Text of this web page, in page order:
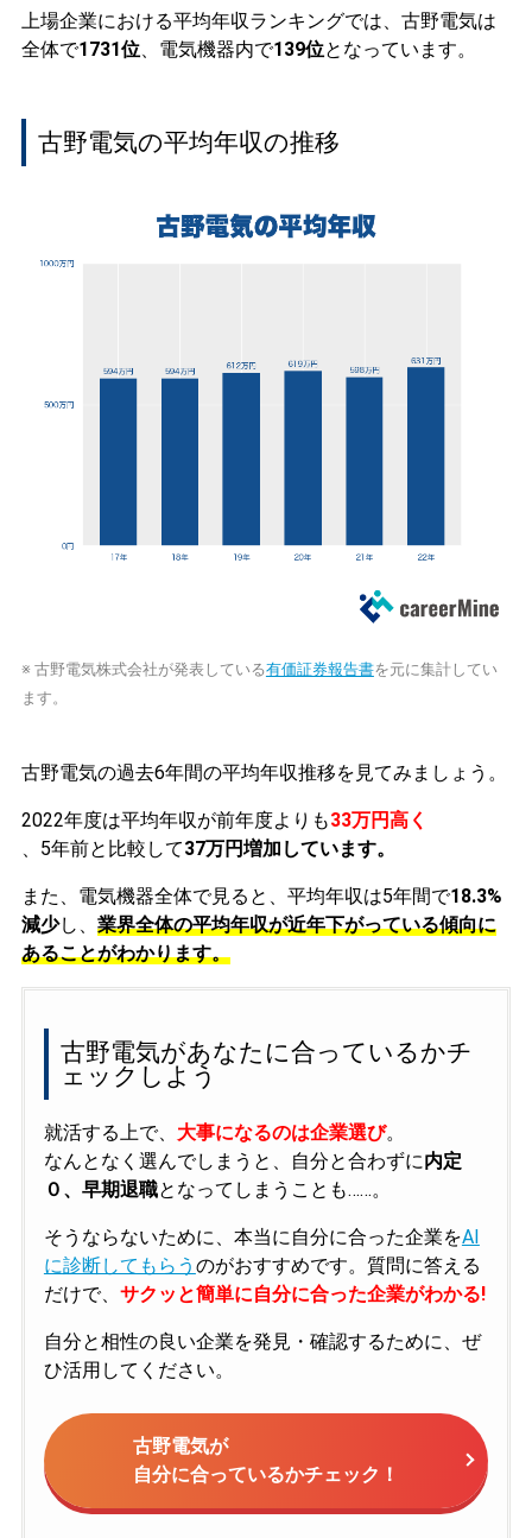
上場企業における平均年収ランキングでは、古野電気は
全体で1731位、電気機器内で139位となっています。
古野電気の平均年収の推移
※ 古野電気株式会社が発表している有価証券報告書を元に集計してい
ます。
古野電気の過去6年間の平均年収推移を見てみましょう。
2022年度は平均年収が前年度よりも33万円高く
、5年前と比較して37万円増加しています。
また、電気機器全体で見ると、平均年収は5年間で18.3%
減少し、 業界全体の平均年収が近年下がっている傾向に
あることがわかります。
古野電気があなたに合っているかチ
ェックしよう
就活する上で、 大事になるのは企業選び。
なんとなく選んでしまうと、自分と合わずに内定
０、早期退職となってしまうことも……。
そうならないために、本当に自分に合った企業をAI
に診断してもらう のがおすすめです。質問に答える
だけで、 サクッと簡単に自分に合った企業がわかる!
自分と相性の良い企業を発見・確認するために、ぜ
ひ活用してください。
古野電気が
自分に合っているかチェック！